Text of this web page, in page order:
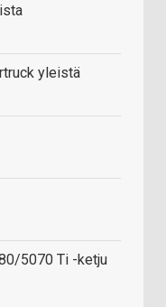
yleistä
5070 Ti -ketju